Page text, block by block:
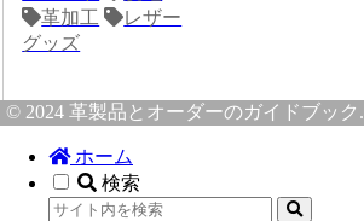
革加工
レザー
グッズ
© 2024 革製品とオーダーのガイドブック.
ホーム
検索